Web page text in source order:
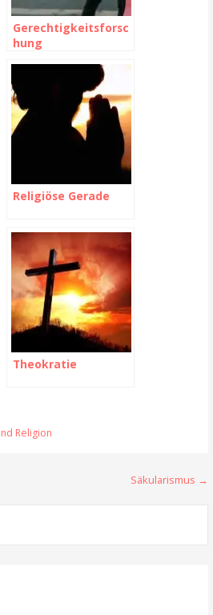
Gerechtigkeitsforsc
hung
Religiöse Gerade
Theokratie
Religion
Säkularismus →